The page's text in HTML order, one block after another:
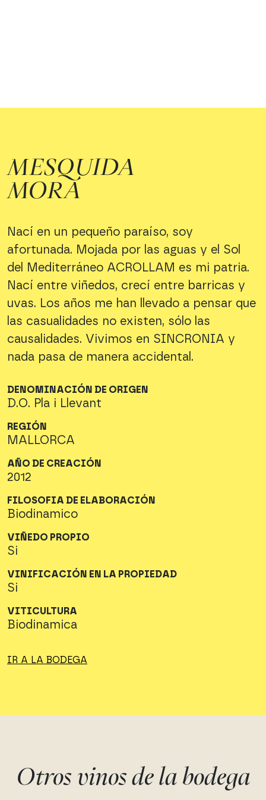
MESQUIDA
MORA
Nací en un pequeño paraíso, soy
afortunada. Mojada por las aguas y el Sol
del Mediterráneo ACROLLAM es mi patria.
Nací entre viñedos, crecí entre barricas y
uvas. Los años me han llevado a pensar que
las casualidades no existen, sólo las
causalidades. Vivimos en SINCRONIA y
nada pasa de manera accidental.
DENOMINACIÓN DE ORIGEN
D.O. Pla i Llevant
REGIÓN
MALLORCA
AÑO DE CREACIÓN
2012
FILOSOFIA DE ELABORACIÓN
Biodinamico
VIÑEDO PROPIO
Si
VINIFICACIÓN EN LA PROPIEDAD
Si
VITICULTURA
Biodinamica
IR A LA BODEGA
Otros vinos de la bodega